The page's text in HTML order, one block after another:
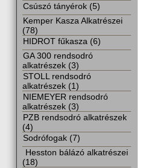
Csúszó tányérok (5)
Kemper Kasza Alkatrészei
(78)
HIDROT fűkasza (6)
GA 300 rendsodró
alkatrészek (3)
STOLL rendsodró
alkatrészek (1)
NIEMEYER rendsodró
alkatrészek (3)
PZB rendsodró alkatrészek
(4)
Sodrófogak (7)
Hesston bálázó alkatrészei
(18)